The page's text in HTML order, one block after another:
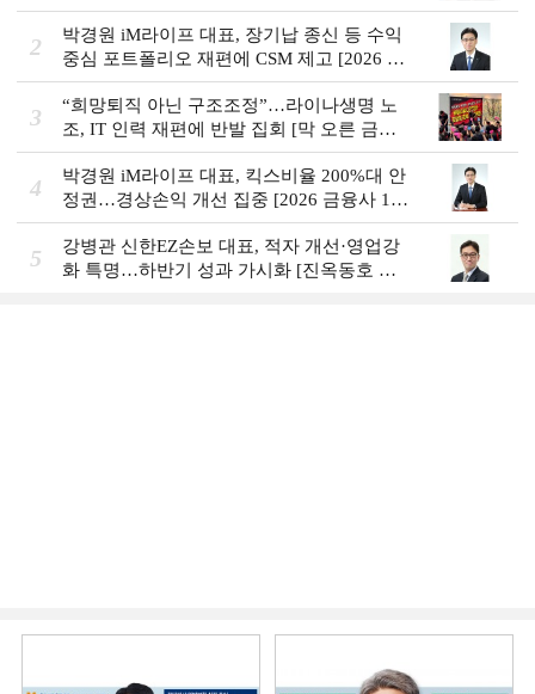
원 AI사업 논란]
2
박경원 iM라이프 대표, 장기납 종신 등 수익
중심 포트폴리오 재편에 CSM 제고 [2026 금
융사 상반기 실적]
3
“희망퇴직 아닌 구조조정”…라이나생명 노
조, IT 인력 재편에 반발 집회 [막 오른 금융
권 하투(夏鬪)]
4
박경원 iM라이프 대표, 킥스비율 200%대 안
정권…경상손익 개선 집중 [2026 금융사 1분
기 실적]
5
강병관 신한EZ손보 대표, 적자 개선·영업강
화 특명…하반기 성과 가시화 [진옥동호 신